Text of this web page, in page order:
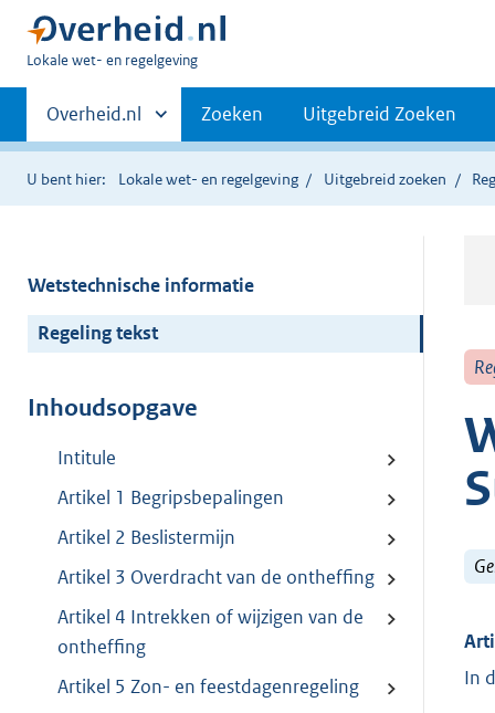
U
hier:
Lokale wet- en regelgeving
Primaire
navigatie
Andere
sites
binnen
Overheid.nl Zoeken Uitgebreid Zoeken
U bent hier: Lokale wet- en regelgeving Uitgebreid zoeken
Wetstechnische informatie
Regeling tekst
Inhoudsopgave
Intitule
Artikel 1 Begripsbepalingen
Artikel 2 Beslistermijn
Artikel 3 Overdracht van de ontheffing
Artikel 4 Intrekken of wijzigen van de
ontheffing
Artikel 5 Zon- en feestdagenregeling
In